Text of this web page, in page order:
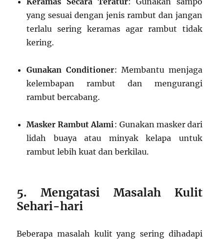
yang sesuai dengan jenis rambut dan jangan
terlalu sering keramas agar rambut tidak
kering.
Gunakan Conditioner: Membantu menjaga
kelembapan rambut dan mengurangi
rambut bercabang.
Masker Rambut Alami : Gunakan masker dari
lidah buaya atau minyak kelapa untuk
rambut lebih kuat dan berkilau.
5. Mengatasi Masalah Kulit
Sehari-hari
Beberapa masalah kulit yang sering dihadapi